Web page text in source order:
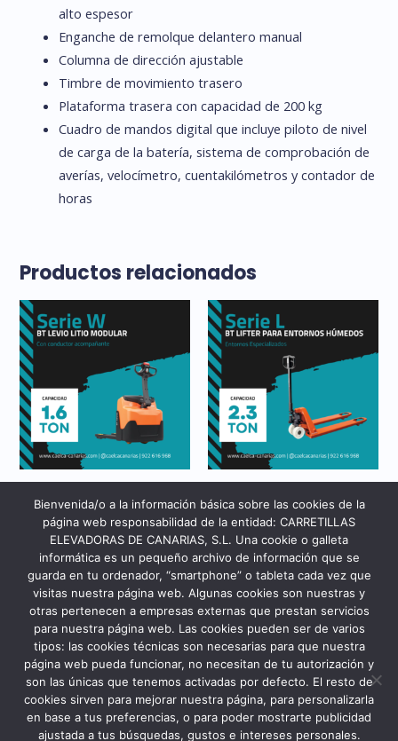
alto espesor
Enganche de remolque delantero manual
Columna de dirección ajustable
Timbre de movimiento trasero
Plataforma trasera con capacidad de 200 kg
Cuadro de mandos digital que incluye piloto de nivel
de carga de la batería, sistema de comprobación de
averías, velocímetro, cuentakilómetros y contador de
horas
Productos relacionados
Alquiler
BT LEVIO LITIO MODULAR
Transpaletas Manuales
BT LIFTER PARA
ENTORNOS HUMEDOS
Bienvenida/o a la información básica sobre las cookies de la
página web responsabilidad de la entidad: CARRETILLAS
ELEVADORAS DE CANARIAS, S.L. Una cookie o galleta
informática es un pequeño archivo de información que se
guarda en tu ordenador, “smartphone” o tableta cada vez que
visitas nuestra página web. Algunas cookies son nuestras y
otras pertenecen a empresas externas que prestan servicios
para nuestra página web. Las cookies pueden ser de varios
tipos: las cookies técnicas son necesarias para que nuestra
página web pueda funcionar, no necesitan de tu autorización y
son las únicas que tenemos activadas por defecto. El resto de
cookies sirven para mejorar nuestra página, para personalizarla
en base a tus preferencias, o para poder mostrarte publicidad
ajustada a tus búsquedas, gustos e intereses personales.